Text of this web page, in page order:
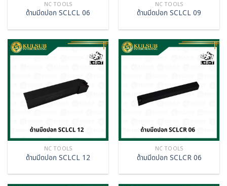
NC TOOLS
ด้ามมีดปอก SCLCL 06
NC TOOLS
ด้ามมีดปอก SCLCL 09
NC TOOLS
ด้ามมีดปอก SCLCL 12
NC TOOLS
ด้ามมีดปอก SCLCR 06